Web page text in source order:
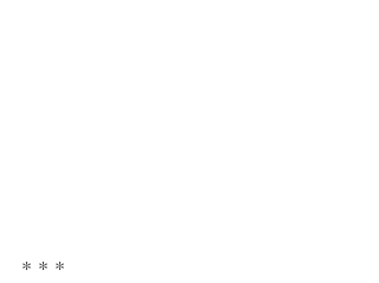
* * *